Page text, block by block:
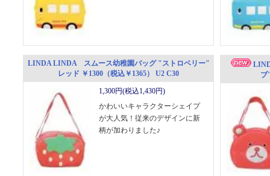
LINDA LINDA スムース幼稚園バッグ "ストロベリー"
レッド ￥1300（税込￥1365） U2 C30
1,300円(税込1,430円)
かわいいキャラクターシェイプ
が大人気！従来のデザインに新
柄が加わりました♪
ブ